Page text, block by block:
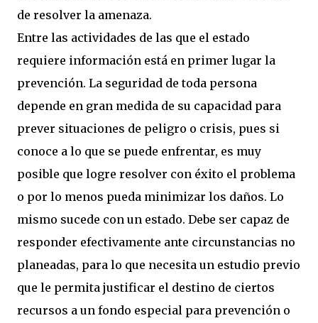
de resolver la amenaza.
Entre las actividades de las que el estado
requiere información está en primer lugar la
prevención. La seguridad de toda persona
depende en gran medida de su capacidad para
prever situaciones de peligro o crisis, pues si
conoce a lo que se puede enfrentar, es muy
posible que logre resolver con éxito el problema
o por lo menos pueda minimizar los daños. Lo
mismo sucede con un estado. Debe ser capaz de
responder efectivamente ante circunstancias no
planeadas, para lo que necesita un estudio previo
que le permita justificar el destino de ciertos
recursos a un fondo especial para prevención o